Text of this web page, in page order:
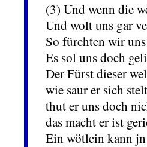
(3) Und wenn die
Und wolt uns gar
So fürchten wir
Es sol uns doch
Der Fürst dieser
wie saur er sich
thut er uns doch
das macht er ist
Ein wötlein kann